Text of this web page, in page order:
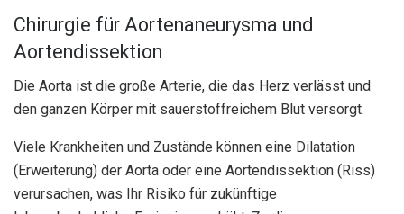
Chirurgie für Aortenaneurysma und
Aortendissektion
Die Aorta ist die große Arterie, die das Herz verlässt und
den ganzen Körper mit sauerstoffreichem Blut versorgt.
Viele Krankheiten und Zustände können eine Dilatation
(Erweiterung) der Aorta oder eine Aortendissektion (Riss)
verursachen, was Ihr Risiko für zukünftige